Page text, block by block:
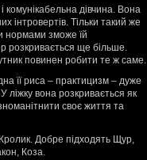
дівчина. Вона
інтровертів. Тільки такий же
нормами зможе їй
розкривається ще більше.
повинен робити те ж саме.
її риса – практицизм – дуже
вона розкривається як
своє життя та
Добре підходять Щур,
Коза.